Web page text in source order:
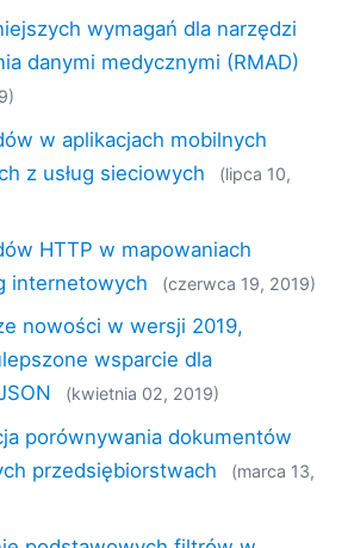
wymagań dla narzędzi
danymi medycznymi (RMAD)
w aplikacjach mobilnych
z usług sieciowych
(lipca 10,
HTTP w mapowaniach
internetowych
(czerwca 19, 2019)
nowości w wersji 2019,
wsparcie dla
(kwietnia 02, 2019)
porównywania dokumentów
przedsiębiorstwach
(marca 13,